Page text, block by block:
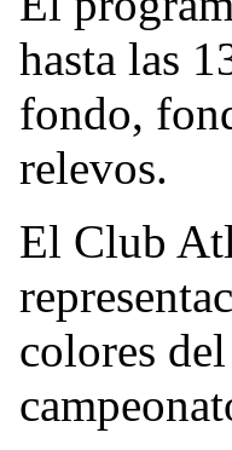
hasta las
fondo,
relevos.
El Club
colores